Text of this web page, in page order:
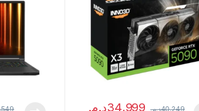
34,999د.م. 40,249د.م.